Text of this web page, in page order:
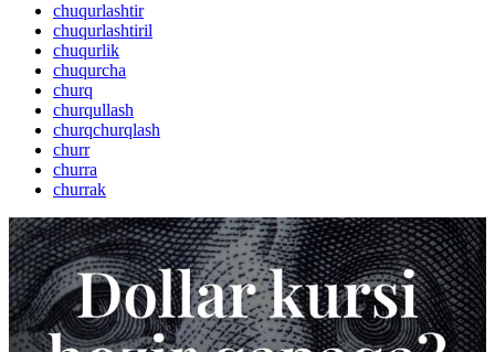
chuqurlashtir
chuqurlashtiril
chuqurlik
chuqurcha
churq
churqullash
churqchurqlash
churr
churra
churrak